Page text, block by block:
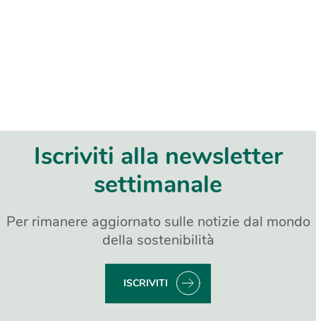
Iscriviti alla newsletter
settimanale
Per rimanere aggiornato sulle notizie dal mondo
della sostenibilità
ISCRIVITI